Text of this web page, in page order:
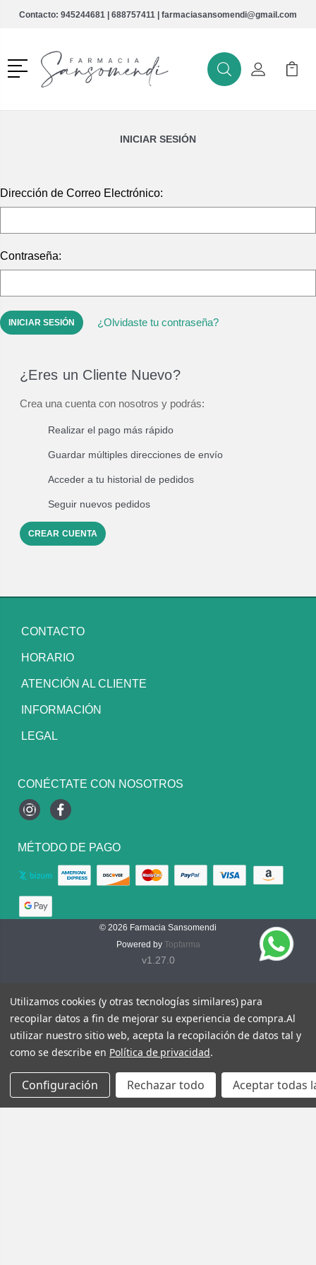
Contacto: 945244681 | 688757411 | farmaciasansomendi@gmail.com
Menú
BuscarMi Cuenta
Mi
INICIAR SESIÓN
Dirección de Correo Electrónico:
Contraseña:
¿Olvidaste tu contraseña?
¿Eres un Cliente Nuevo?
Crea una cuenta con nosotros y podrás:
Realizar el pago más rápido
Guardar múltiples direcciones de envío
Acceder a tu historial de pedidos
Seguir nuevos pedidos
CREAR CUENTA
CONTACTO
HORARIO
ATENCIÓN AL CLIENTE
INFORMACIÓN
LEGAL
CONÉCTATE CON NOSOTROS
InstagramFacebook
MÉTODO DE PAGO
© 2026 Farmacia Sansomendi
Powered by Topfarma
v1.27.0
Utilizamos cookies (y otras tecnologías similares) para
recopilar datos a fin de mejorar su experiencia de compra.Al
utilizar nuestro sitio web, acepta la recopilación de datos tal y
como se describe en Política de privacidad.
Configuración Rechazar todo Aceptar todas